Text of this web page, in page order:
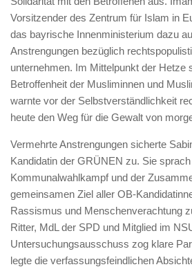
Vorsitzender des Zentrum für Islam in
das bayrische Innenministerium dazu
Anstrengungen bezüglich
unternehmen. Im Mittelpunkt der Hetze
Betroffenheit der Musliminnen und
warnte vor der Selbstverständlichkeit
heute den Weg für die Gewalt von
Vermehrte Anstrengungen sicherte
Kandidatin der GRÜNEN zu. Sie
Kommunalwahlkampf und der
gemeinsamen Ziel aller OB-
Rassismus und Menschenverachtung
Ritter, MdL der SPD und Mitglied im
Untersuchungsausschuss zog klare
legte die verfassungsfeindlichen